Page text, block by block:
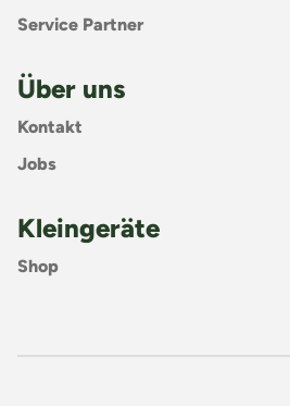
Service Partner
Über uns
Kontakt
Jobs
Kleingeräte
Shop